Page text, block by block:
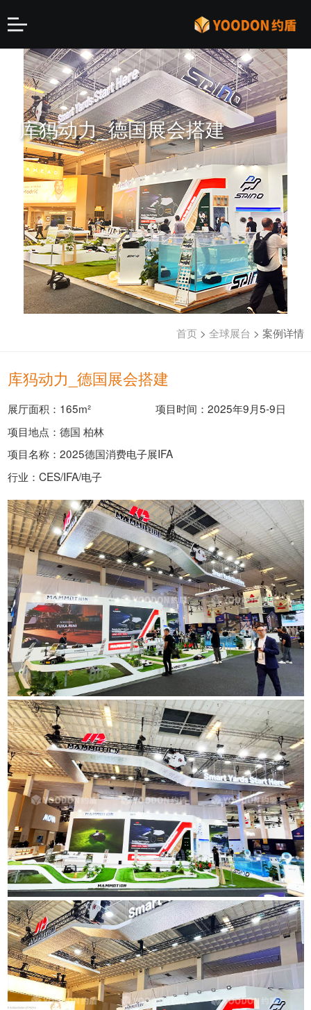
库犸动力_德国展会搭建
首页 > 全球展台 > 案例详情
库犸动力_德国展会搭建
展厅面积：165m²
项目时间：2025年9月5-9日
项目地点：德国 柏林
项目名称：2025德国消费电子展IFA
行业：CES/IFA/电子